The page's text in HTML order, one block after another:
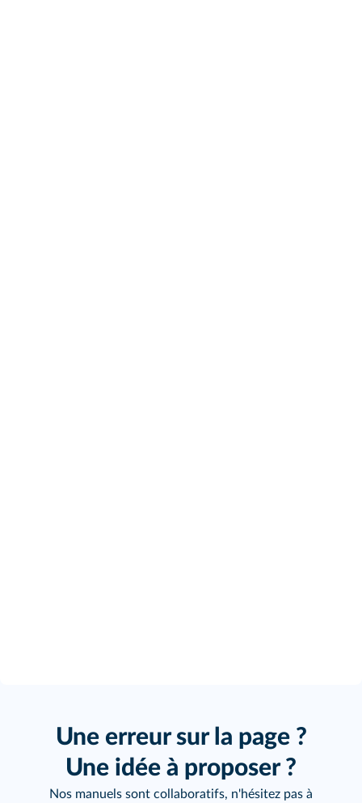
Une erreur sur la page ?
Une idée à proposer ?
Nos manuels sont collaboratifs, n'hésitez pas à